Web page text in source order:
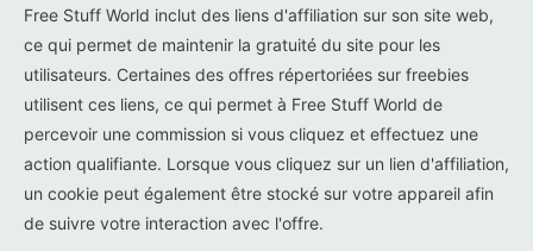
Free Stuff World inclut des liens d'affiliation sur son site web,
ce qui permet de maintenir la gratuité du site pour les
utilisateurs. Certaines des offres répertoriées sur freebies
utilisent ces liens, ce qui permet à Free Stuff World de
percevoir une commission si vous cliquez et effectuez une
action qualifiante. Lorsque vous cliquez sur un lien d'affiliation,
un cookie peut également être stocké sur votre appareil afin
de suivre votre interaction avec l'offre.